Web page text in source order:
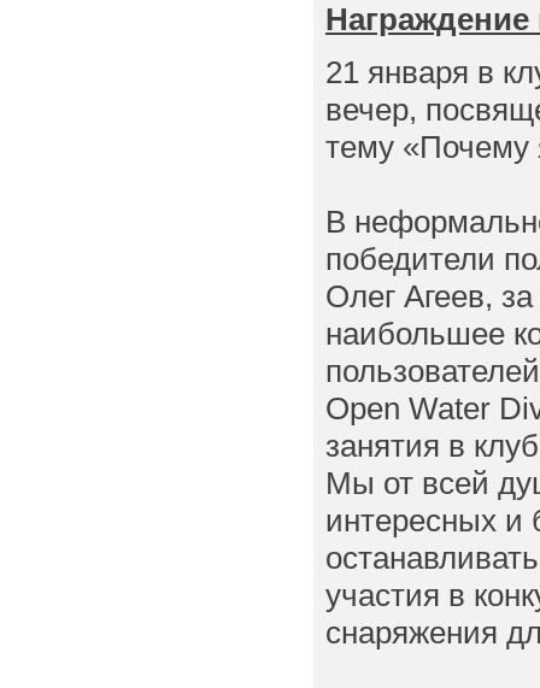
Награждение
21 января в
вечер,
тему «Почему
В
победители
Олег Агеев, за
наибольшее
Open Water
занятия в
Мы от всей
интересных и
участия в
снаряжения